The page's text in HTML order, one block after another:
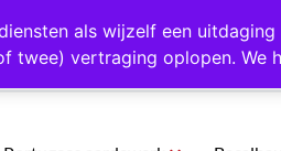
als wijzelf een
twee) vertraging oplopen. We
Altijd 1000 verschillende